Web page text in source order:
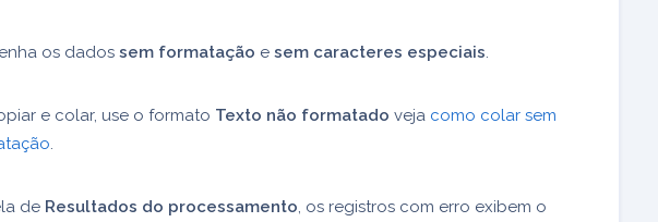
os dados sem formatação e sem caracteres especiais
e colar, use o formato Texto não formatado veja como colar sem
de Resultados do processamento , os registros com erro exibem o